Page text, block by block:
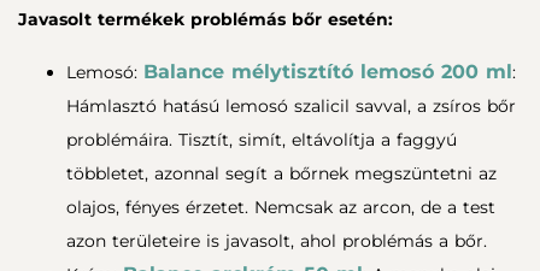
Javasolt termékek problémás bőr esetén:
Lemosó: Balance mélytisztító lemosó 200 ml:
Hámlasztó hatású lemosó szalicil savval, a zsíros bőr
problémáira. Tisztít, simít, eltávolítja a faggyú
többletet, azonnal segít a bőrnek megszüntetni az
olajos, fényes érzetet. Nemcsak az arcon, de a test
azon területeire is javasolt, ahol problémás a bőr.